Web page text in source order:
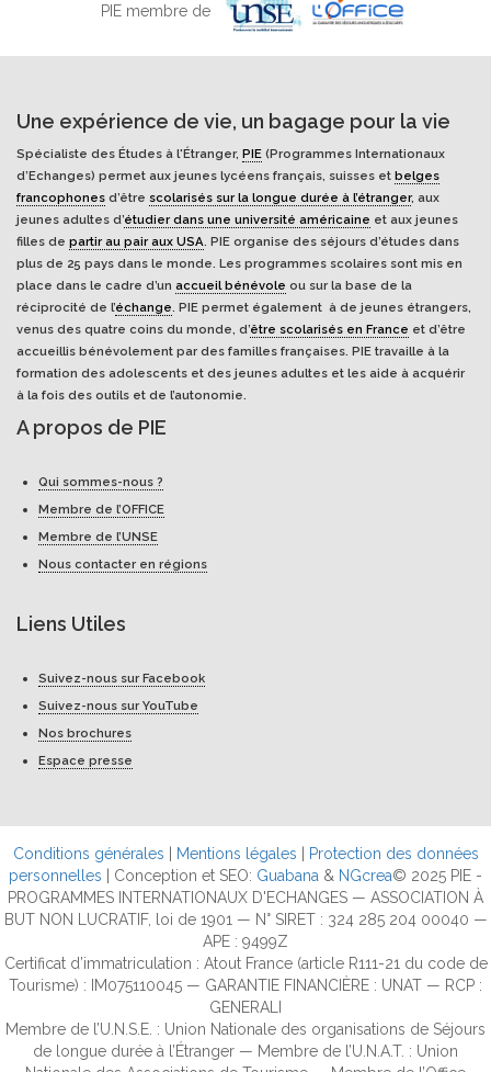
PIE membre de
Une expérience de vie, un bagage pour la vie
Spécialiste des Études à l'Étranger, PIE (Programmes Internationaux
d’Echanges) permet aux jeunes lycéens français, suisses et belges
francophones d’être scolarisés sur la longue durée à l’étranger, aux
jeunes adultes d’étudier dans une université américaine et aux jeunes
filles de partir au pair aux USA. PIE organise des séjours d’études dans
plus de 25 pays dans le monde. Les programmes scolaires sont mis en
place dans le cadre d’un accueil bénévole ou sur la base de la
réciprocité de l’échange. PIE permet également à de jeunes étrangers,
venus des quatre coins du monde, d’être scolarisés en France et d’être
accueillis bénévolement par des familles françaises. PIE travaille à la
formation des adolescents et des jeunes adultes et les aide à acquérir
à la fois des outils et de l’autonomie.
A propos de PIE
Qui sommes-nous ?
Membre de l’OFFICE
Membre de l’UNSE
Nous contacter en régions
Liens Utiles
Suivez-nous sur Facebook
Suivez-nous sur YouTube
Nos brochures
Espace presse
Conditions générales Mentions légales
Protection des données
personnelles | Conception et SEO: Guabana & NGcrea© 2025 PIE -
PROGRAMMES INTERNATIONAUX D'ECHANGES — ASSOCIATION À
BUT NON LUCRATIF, loi de 1901 — N° SIRET : 324 285 204 00040 —
APE : 9499Z
Certificat d’immatriculation : Atout France (article R111-21 du code de
Tourisme) : IM075110045 — GARANTIE FINANCIÈRE : UNAT — RCP :
GENERALI
Membre de l’U.N.S.E. : Union Nationale des organisations de Séjours
de longue durée à l’Étranger — Membre de l’U.N.A.T. : Union